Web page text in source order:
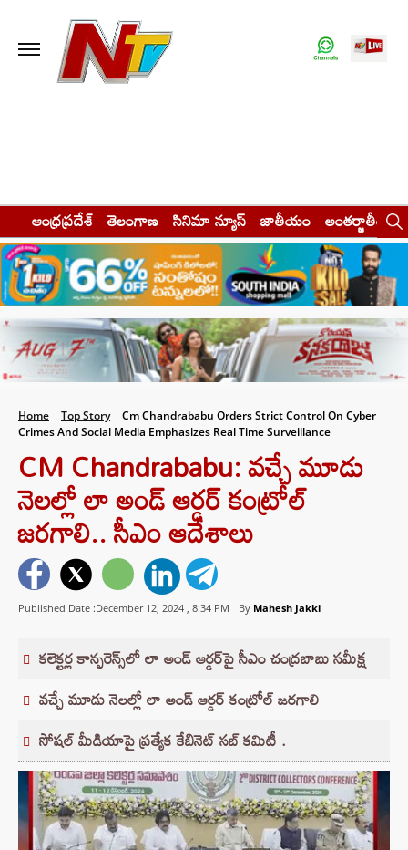
ఆంధ్రప్రదేశ్ తెలంగాణ సినిమా న్యూస్ జాతీయం అంతర్జాతీయం
Home Top Story
Cm Chandrababu Orders Strict Control On Cyber
Crimes And Social Media Emphasizes Real Time Surveillance
CM Chandrababu: వచ్చే మూడు
నెలల్లో లా అండ్ ఆర్డర్ కంట్రోల్
జరగాలి.. సీఎం ఆదేశాలు
Published Date :December 12, 2024 , 8:34 PM By Mahesh Jakki
కలెక్టర్ల కాన్ఫరెన్స్‌లో లా అండ్ ఆర్డర్‌పై సీఎం చంద్రబాబు సమీక్ష
వచ్చే మూడు నెలల్లో లా అండ్ ఆర్డర్ కంట్రోల్ జరగాలి
సోషల్ మీడియాపై ప్రత్యేక కేబినెట్ సబ్‌ కమిటీ .